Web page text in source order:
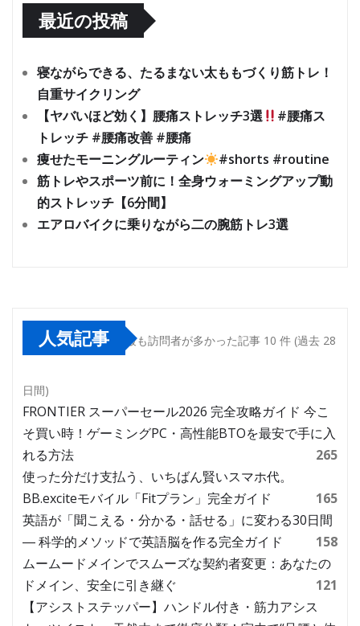
最近の投稿
寝ながらできる、たるまない太ももづくり筋トレ！
自重サイクリング
【ヤバいほど効く】腰痛ストレッチ3選
#腰痛ス
トレッチ #腰痛改善 #腰痛
痩せたモーニングルーティン
#shorts #routine
筋トレやスポーツ前に！全身ウォーミングアップ動
的ストレッチ【6分間】
エアロバイクに乗りながら二の腕筋トレ3選
人気記事 最も訪問者が多かった記事 10 件 (過去 28
日間)
FRONTIER スーパーセール2026 完全攻略ガイド 今こ
そ買い時！ゲーミングPC・高性能BTOを最安で手に入
れる方法
265
使った分だけ支払う、いちばん賢いスマホ代。
BB.exciteモバイル「Fitプラン」完全ガイド
165
英語が「聞こえる・分かる・話せる」に変わる30日間
― 科学的メソッドで英語脳を作る完全ガイド
158
ムームードメインでスムーズな契約者変更：あなたの
ドメイン、安全に引き継ぐ
121
【アシストステッパー】ハンドル付き・筋力アシス